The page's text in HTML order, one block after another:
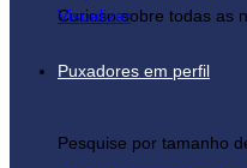
Curioso sobre todas as
Visualizar
Puxadores em perfil
Pesquise por tamanho